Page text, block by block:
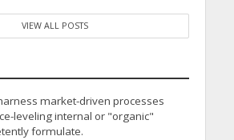
VIEW ALL POSTS
market-driven processes
leveling internal or "organic"
formulate.